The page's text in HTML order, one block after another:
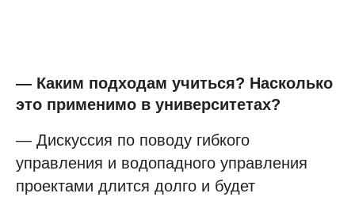
— Каким подходам учиться? Насколько
это применимо в университетах?
— Дискуссия по поводу гибкого
управления и водопадного управления
проектами длится долго и будет